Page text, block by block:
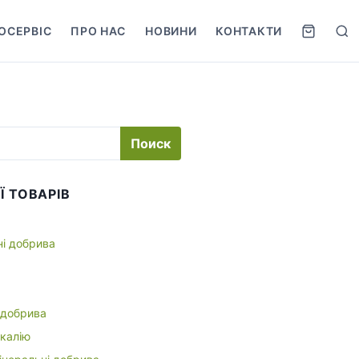
ПРО НАС НОВИНИ КОНТАКТИ
S
ТОВАРІВ
добрива
добрива